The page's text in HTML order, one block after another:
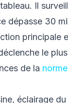
Il
dépasse 30
principale
le
de la
éclairage